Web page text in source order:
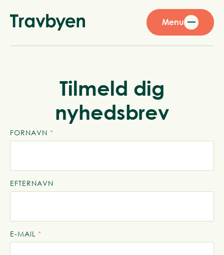
Menu
Tilmeld dig
nyhedsbrev
FORNAVN *
EFTERNAVN
E-MAIL *